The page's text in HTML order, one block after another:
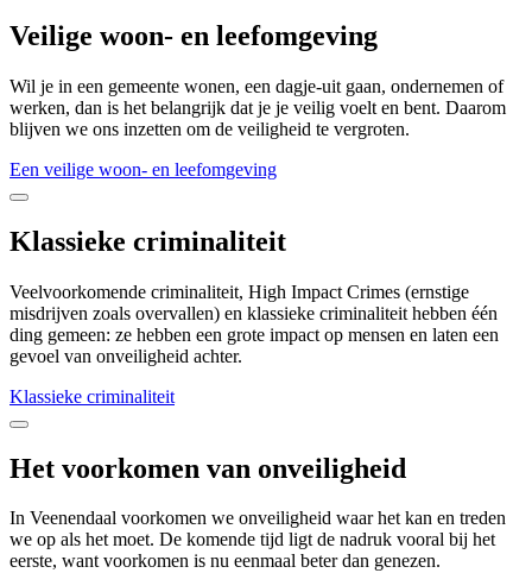
Veilige woon- en leefomgeving
Wil je in een gemeente wonen, een dagje-uit gaan, ondernemen of
werken, dan is het belangrijk dat je je veilig voelt en bent. Daarom
blijven we ons inzetten om de veiligheid te vergroten.
Een veilige woon- en leefomgeving
Klassieke criminaliteit
Veelvoorkomende criminaliteit, High Impact Crimes (ernstige
misdrijven zoals overvallen) en klassieke criminaliteit hebben één
ding gemeen: ze hebben een grote impact op mensen en laten een
gevoel van onveiligheid achter.
Klassieke criminaliteit
Het voorkomen van onveiligheid
In Veenendaal voorkomen we onveiligheid waar het kan en treden
we op als het moet. De komende tijd ligt de nadruk vooral bij het
eerste, want voorkomen is nu eenmaal beter dan genezen.